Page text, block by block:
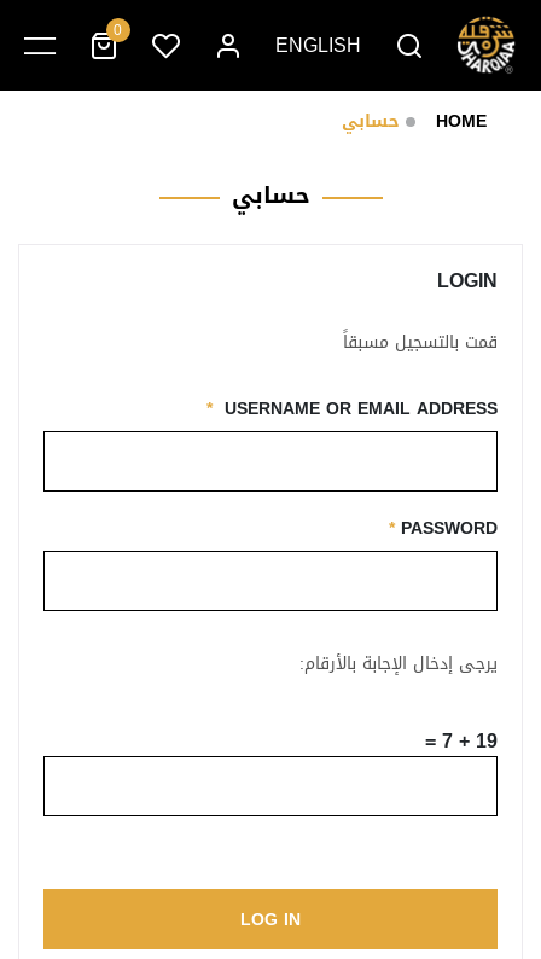
ENGLISH
0
HOME حسابي
حسابي
LOGIN
قمت بالتسجيل مسبقاً
USERNAME OR EMAIL ADDRESS
*
PASSWORD
*
يرجى إدخال الإجابة بالأرقام:
19 + 7 =
LOG IN